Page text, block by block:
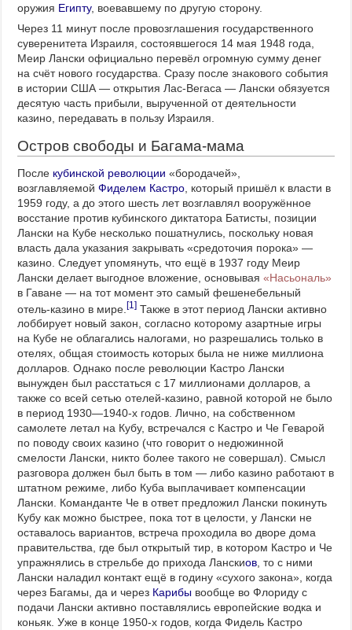
оружия Египту, воевавшему по другую сторону.
Через 11 минут после провозглашения государственного
суверенитета Израиля, состоявшегося 14 мая 1948 года,
Меир Лански официально перевёл огромную сумму денег
на счёт нового государства. Сразу после знакового события
в истории США — открытия Лас-Вегаса — Лански обязуется
десятую часть прибыли, вырученной от деятельности
казино, передавать в пользу Израиля.
Остров свободы и Багама-мама
После кубинской революции «бородачей»,
возглавляемойФиделем Кастро , который пришёл к власти в
1959 году, а до этого шесть лет возглавлял вооружённое
восстание против кубинского диктатора Батисты, позиции
Лански на Кубе несколько пошатнулись, поскольку новая
власть дала указания закрывать «средоточия порока» —
казино. Следует упомянуть, что ещё в 1937 году Меир
Лански делает выгодное вложение, основывая«Насьональ»
в Гаване — на тот момент это самый фешенебельный
отель-казино в мире.[1] Также в этот период Лански активно
лоббирует новый закон, согласно которому азартные игры
на Кубе не облагались налогами, но разрешались только в
отелях, общая стоимость которых была не ниже миллиона
долларов. Однако после революции Кастро Лански
вынужден был расстаться с 17 миллионами долларов, а
также со всей сетью отелей-казино, равной которой не было
в период 1930—1940-х годов. Лично, на собственном
самолете летал на Кубу, встречался с Кастро и Че Геварой
по поводу своих казино (что говорит о недюжинной
смелости Лански, никто более такого не совершал). Смысл
разговора должен был быть в том — либо казино работают в
штатном режиме, либо Куба выплачивает компенсации
Лански. Команданте Че в ответ предложил Лански покинуть
Кубу как можно быстрее, пока тот в целости, у Лански не
оставалось вариантов, встреча проходила во дворе дома
правительства, где был открытый тир, в котором Кастро и Че
упражнялись в стрельбе до прихода Ланскиов, то с ними
Лански наладил контакт ещё в годину «сухого закона», когда
через Багамы, да и через Карибы вообще во Флориду с
подачи Лански активно поставлялись европейские водка и
коньяк. Уже в конце 1950-х годов, когда Фидель Кастро